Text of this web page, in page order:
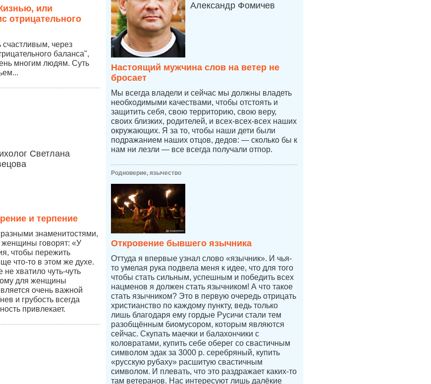
или
отрицательного
счастливым, через
баланса",
многим людям. Суть
Светлана
и терпение
знаменитостями,
говорят: «У
чтобы пережить
что-то в этом же духе.
хватило чуть-чуть
для женщины
очень важной
и грубость всегда
привлекает.
Александр Фомичев
Настоящий мужчина слов на ветер не
бросает
Мы всегда владели и сейчас мы должны владеть
необходимыми качествами, чтобы отстоять и
защитить себя, свою территорию, свою веру,
своих близких, родителей, и всех-всех-всех наших
окружающих. Я за то, чтобы наши дети были
подражанием наших отцов, дедов: — сколько бы к
нам ни лезли — все всегда получали отпор.
Родноверие, язычество
Откровение бывшего язычника
Оттуда я впервые узнал слово «язычник». И чья-
то умелая рука подвела меня к идее, что для того
чтобы стать сильным, успешным и победить всех
нацменов я должен стать язычником! А что такое
стать язычником? Это в первую очередь отрицать
христианство по каждому пункту, ведь только
лишь благодаря ему гордые Русичи стали тем
разобщённым биомусором, которым являются
сейчас. Скупать маечки и балахончики с
коловратами, купить себе оберег со свастичным
символом эдак за 3000 р. серебряный, купить
«русскую рубаху» расшитую свастичным
символом. И плевать, что это раздражает каких-то
там ветеранов. Нас интересуют лишь далёкие